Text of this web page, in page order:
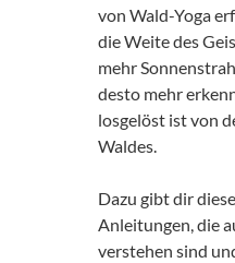
von Wald-Yoga
die Weite des
mehr
desto mehr
losgelöst ist von
Waldes.
Dazu gibt dir
Anleitungen, die
verstehen sind